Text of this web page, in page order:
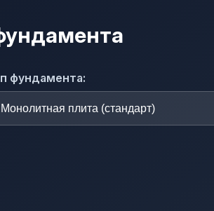
фундамента: